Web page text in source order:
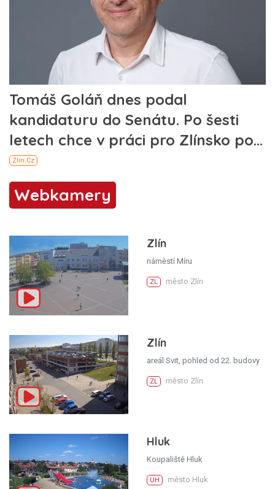
Webkamery
Zlín
náměstí Míru
ZL město Zlín
Zlín
areál Svit, pohled od 22. budovy
ZL město Zlín
Hluk
Koupaliště Hluk
UH město Hluk